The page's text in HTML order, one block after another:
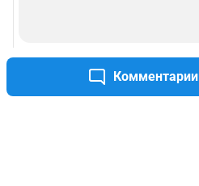
Комментарии